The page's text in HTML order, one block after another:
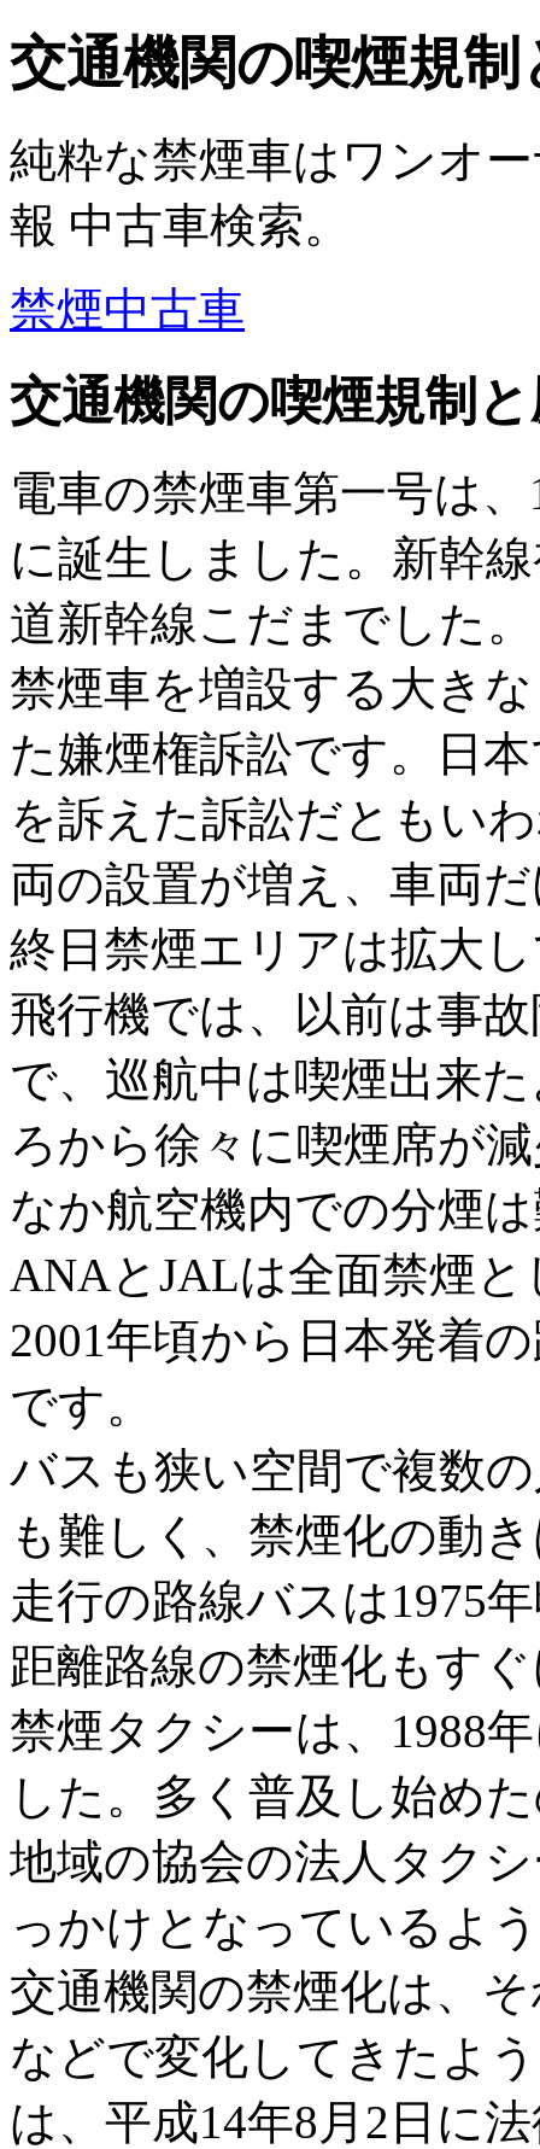
交通機関の喫煙規制
純粋な禁煙車はワンオ
報 中古車検索。
禁煙中古車
交通機関の喫煙規制
電車の禁煙車第一号は
に誕生しました。新幹
道新幹線こだまでした。
禁煙車を増設する大き
た嫌煙権訴訟です。日
を訴えた訴訟だともい
両の設置が増え、車両
終日禁煙エリアは拡大
飛行機では、以前は事
で、巡航中は喫煙出来
ろから徐々に喫煙席が
なか航空機内での分煙
ANAとJALは全面禁煙
2001年頃から日本発着
です。
バスも狭い空間で複数
も難しく、禁煙化の動
走行の路線バスは1975
距離路線の禁煙化もす
禁煙タクシーは、1988
した。多く普及し始め
地域の協会の法人タク
っかけとなっているよ
交通機関の禁煙化は、
などで変化してきたよ
は、平成14年8月2日に